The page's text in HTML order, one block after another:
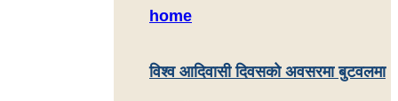
home
विश्व आदिवासी दिवसको अवसरमा बुटवलमा